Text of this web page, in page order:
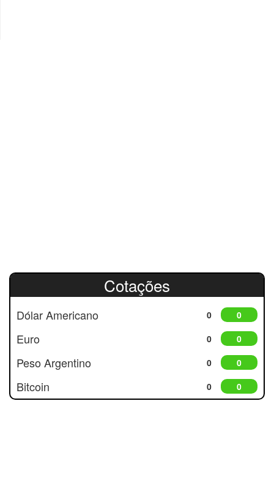
Cotações
Dólar Americano 0 0
Euro 0 0
Peso Argentino 0 0
Bitcoin 0 0